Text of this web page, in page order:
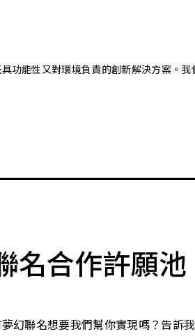
功能性又對環境負責的創新解決方案。
名合作許願池
夢幻聯名想要我們幫你實現嗎？告訴